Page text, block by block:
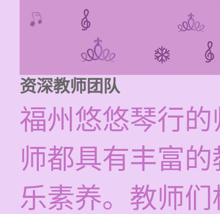
资深教师团队
福州悠悠琴行
师都具有丰富
乐素养。教师